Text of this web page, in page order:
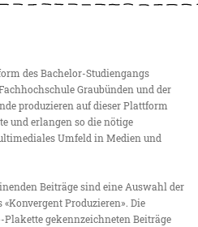
des Bachelor-Studiengangs
Graubünden und der
produzieren auf dieser Plattform
und erlangen so die nötige
Umfeld in Medien und
Beiträge sind eine Auswahl der
Produzieren». Die
Plakette gekennzeichneten Beiträge